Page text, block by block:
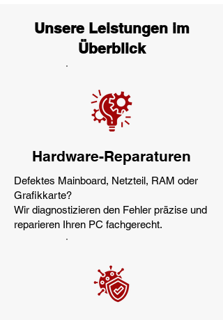
Unsere Leistungen im
Überblick
Hardware-Reparaturen
​Defektes Mainboard, Netzteil, RAM oder
Grafikkarte?
Wir diagnostizieren den Fehler präzise und
reparieren Ihren PC fachgerecht.